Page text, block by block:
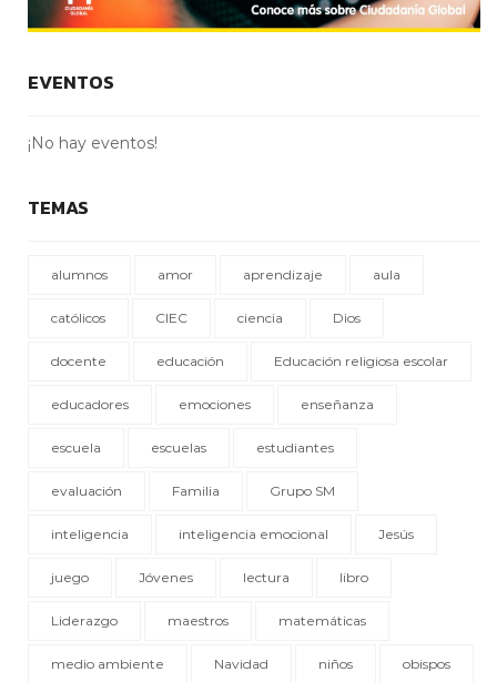
EVENTOS
¡No hay eventos!
TEMAS
alumnos amor aprendizaje aula
católicos CIEC ciencia Dios
docente educación Educación religiosa escolar
educadores emociones enseñanza
escuela escuelas estudiantes
evaluación Familia Grupo SM
inteligencia inteligencia emocional Jesús
juego Jóvenes lectura libro
Liderazgo maestros matemáticas
medio ambiente Navidad niños obispos